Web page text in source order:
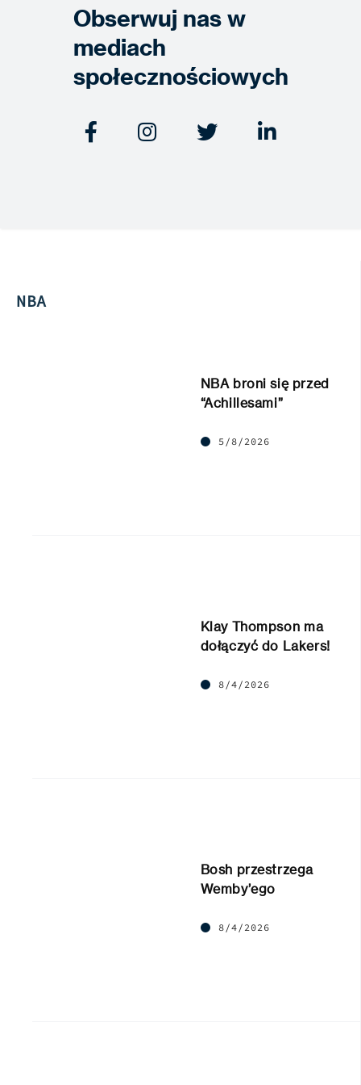
Obserwuj nas w
mediach
społecznościowych
   
NBA
NBA broni się przed
“Achillesami”
5/8/2026
Klay Thompson ma
dołączyć do Lakers!
8/4/2026
Bosh przestrzega
Wemby’ego
8/4/2026